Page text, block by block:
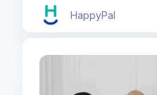
HappyPal